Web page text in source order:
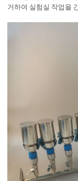
거하여 실험실 작업을